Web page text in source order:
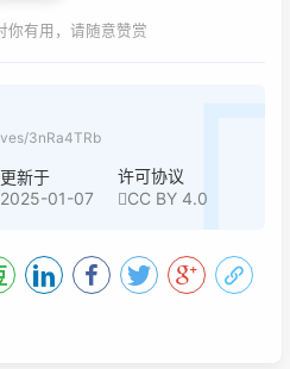
你有用，请随意赞赏
3nRa4TRb
更新于
2025-01-07
许可协议
CC BY 4.0